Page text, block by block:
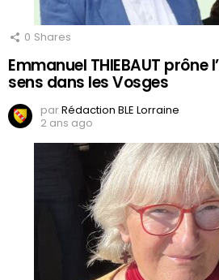
0 Shares
Emmanuel THIEBAUT prône
sens dans les Vosges
parRédaction BLE Lorraine
2 ans ago